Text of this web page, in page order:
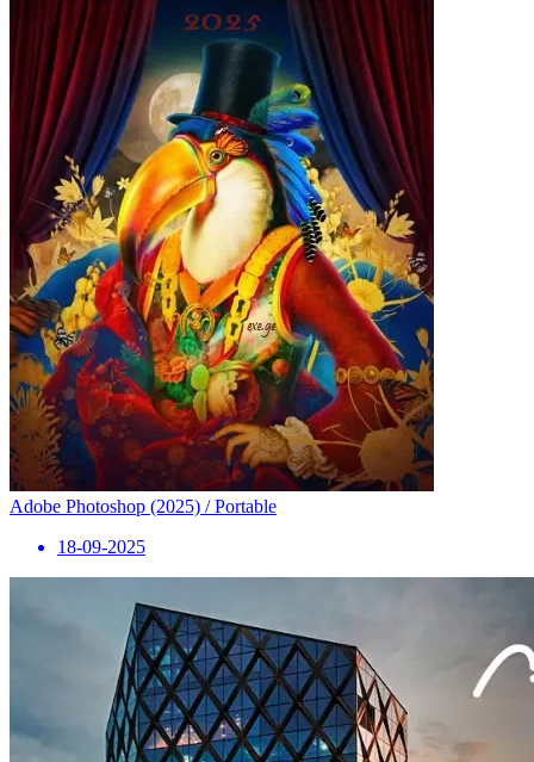
Adobe Photoshop (2025) / Portable
18-09-2025